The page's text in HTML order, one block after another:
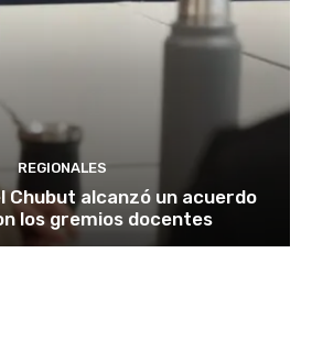
REGIONALES
Chubut alcanzó un acuerdo
los gremios docentes